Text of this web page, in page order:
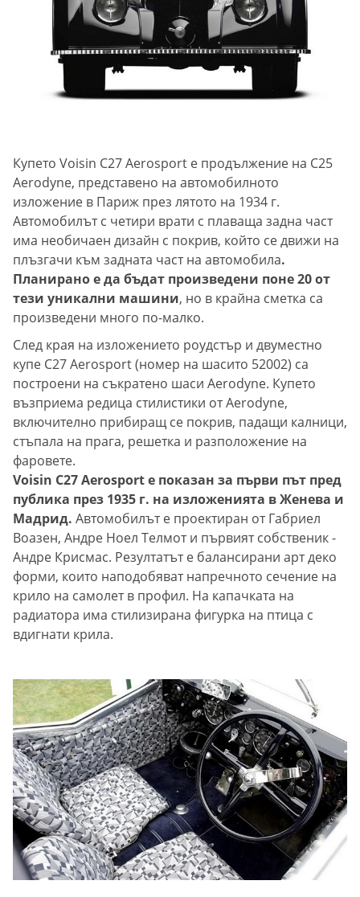
Купето Voisin C27 Aerosport е продължение на C25
Aerodyne, представено на автомобилното
изложение в Париж през лятото на 1934 г.
Автомобилът с четири врати с плаваща задна част
има необичаен дизайн с покрив, който се движи на
плъзгачи към задната част на автомобила.
Планирано е да бъдат произведени поне 20 от
тези уникални машини, но в крайна сметка са
произведени много по-малко.
След края на изложението роудстър и двуместно
купе C27 Aerosport (номер на шасито 52002) са
построени на съкратено шаси Aerodyne. Купето
възприема редица стилистики от Aerodyne,
включително прибиращ се покрив, падащи калници,
стъпала на прага, решетка и разположение на
фаровете.
Voisin C27 Aerosport е показан за първи път пред
публика през 1935 г. на изложенията в Женева и
Мадрид. Автомобилът е проектиран от Габриел
Воазен, Андре Ноел Телмот и първият собственик -
Андре Крисмас. Резултатът е балансирани арт деко
форми, които наподобяват напречното сечение на
крило на самолет в профил. На капачката на
радиатора има стилизирана фигурка на птица с
вдигнати крила.